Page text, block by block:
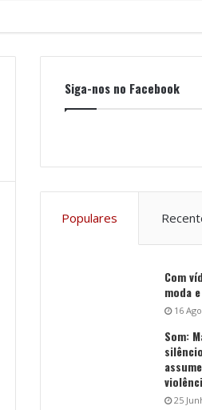
Siga-nos no Facebook
Populares
Com
moda
16
Som:
25